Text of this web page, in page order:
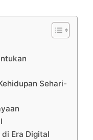
Sehari-
Era Digital